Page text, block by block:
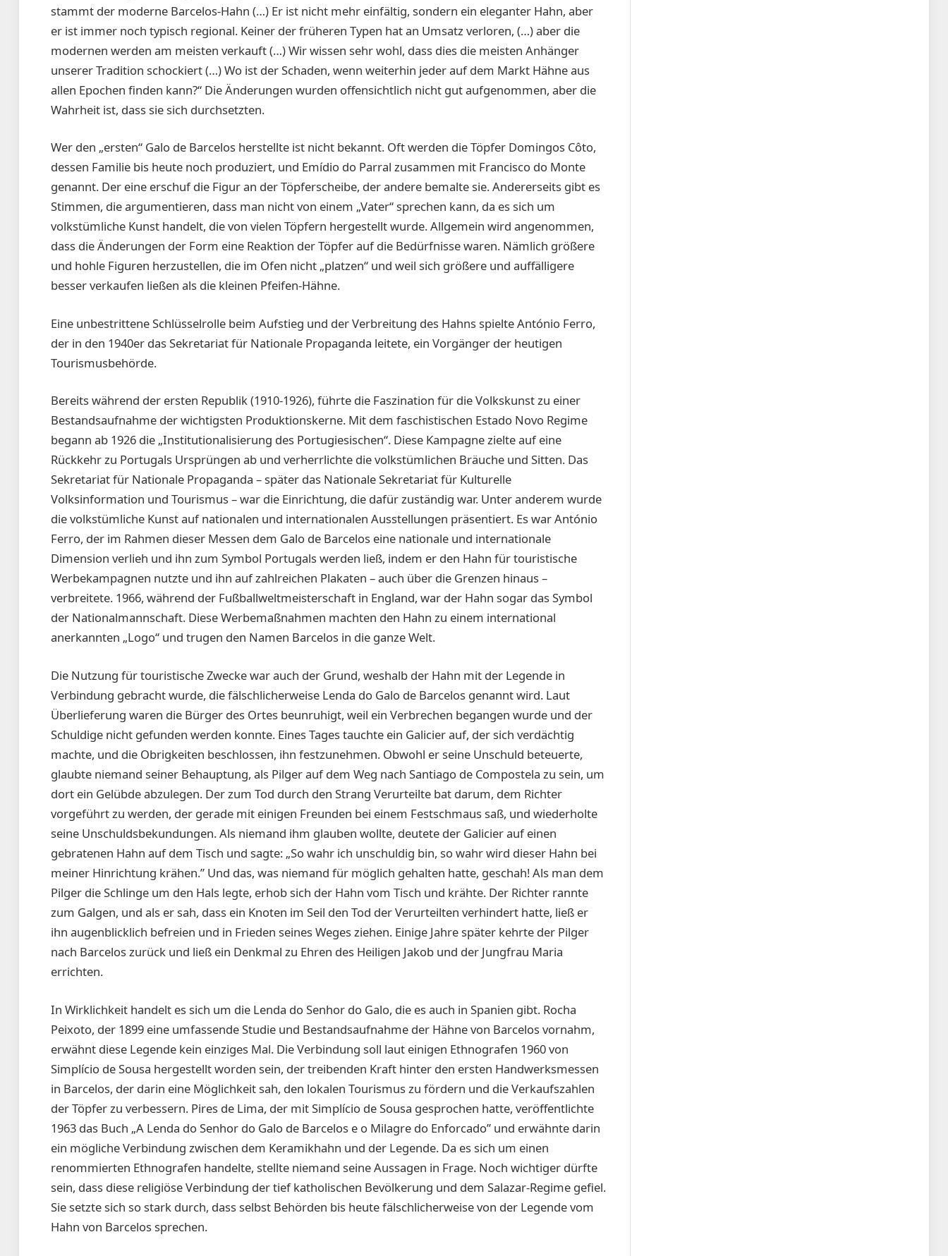
stammt der moderne Barcelos-Hahn (…) Er ist nicht mehr einfältig, sondern ein eleganter Hahn, aber
er ist immer noch typisch regional. Keiner der früheren Typen hat an Umsatz verloren, (…) aber die
modernen werden am meisten verkauft (…) Wir wissen sehr wohl, dass dies die meisten Anhänger
unserer Tradi­tion ­schockiert (…) Wo ist der Schaden, wenn weiterhin jeder auf dem Markt Hähne aus
allen Epochen finden kann?“ Die Änderungen wurden offensichtlich nicht gut aufgenommen, aber die
Wahrheit ist, dass sie sich durchsetzten.
Wer den „ersten“ Galo de Barcelos herstellte ist nicht bekannt. Oft werden die Töpfer Domingos Côto,
dessen Familie bis heute noch produziert, und Emídio do Parral zusammen mit Francisco do ­Monte
genannt. Der eine erschuf die Figur an der Töpferscheibe, der andere bemalte sie. Andererseits gibt es
Stimmen, die argumentieren, dass man nicht von einem „Vater“ sprechen kann, da es sich um
volkstüm­liche Kunst handelt, die von vielen Töpfern hergestellt wurde. Allgemein wird angenommen,
dass die Änderungen der Form eine Reaktion der Töpfer auf die Bedürfnisse waren. Nämlich größere
und hohle Figuren herzustellen, die im Ofen nicht „platzen“ und weil sich größere und auffälligere
besser verkaufen ließen als die kleinen Pfeifen-Hähne.
Eine unbestrittene Schlüsselrolle beim Aufstieg und der Verbreitung des Hahns spielte António Ferro,
der in den 1940er das Sekretariat für Nationale Propaganda leitete, ein Vorgänger der heutigen
Tourismusbehörde.
Bereits während der ersten Republik (1910-1926), führte die Faszination für die Volkskunst zu einer
Bestandsaufnahme der wichtigsten Produktionskerne. Mit dem faschistischen Estado Novo Regime
begann ab 1926 die „Institutionalisierung des Portugiesischen“. Diese Kampagne zielte auf eine
Rückkehr zu Portugals Ursprüngen ab und verherrlichte die volkstümlichen Bräuche und Sitten. Das
Sekretariat für Nationale Propaganda – später das Nationale Sekretariat für Kulturelle
Volksinformation und Tourismus – war die Einrichtung, die dafür zuständig war. Unter anderem wurde
die volkstümliche Kunst auf nationalen und internationalen Ausstellungen präsentiert. Es war António
Ferro, der im Rahmen dieser Messen dem Galo de Barcelos eine nationale und internationale
Dimension verlieh und ihn zum Symbol Portugals werden ließ, indem er den Hahn für touristische
Werbekampagnen nutzte und ihn auf zahlreichen Plakaten – auch über die Grenzen hinaus –
verbreitete. 1966, während der Fußballweltmeisterschaft in England, war der Hahn sogar das Symbol
der Nationalmannschaft. Diese Werbemaßnahmen machten den Hahn zu einem international
anerkannten „Logo“ und trugen den Namen Barcelos in die ganze Welt.
Die Nutzung für touristische Zwecke war auch der Grund, weshalb der Hahn mit der Legende in
Verbindung gebracht wurde, die fälschlicherweise Lenda do Galo de Barcelos genannt wird. Laut
Überlieferung waren die Bürger des Ortes beunruhigt, weil ein Verbrechen begangen wurde und der
Schuldige nicht gefunden werden konnte. Eines Tages tauchte ein Galicier auf, der sich verdächtig
machte, und die Obrigkeiten beschlossen, ihn festzunehmen. Obwohl er seine Unschuld beteuerte,
glaubte niemand seiner Behauptung, als Pilger auf dem Weg nach Santiago de Compostela zu sein, um
dort ein Gelübde abzulegen. Der zum Tod durch den Strang Verurteilte bat darum, dem Richter
vorgeführt zu werden, der gerade mit einigen Freunden bei einem Festschmaus saß, und wiederholte
seine Unschuldsbekundungen. Als niemand ihm glauben wollte, deutete der Galicier auf einen
gebratenen Hahn auf dem Tisch und sagte: „So wahr ich unschuldig bin, so wahr wird dieser Hahn bei
meiner Hinrichtung krähen.” Und das, was niemand für möglich gehalten hatte, geschah! Als man dem
Pilger die Schlinge um den Hals legte, erhob sich der Hahn vom Tisch und krähte. Der Richter rannte
zum Galgen, und als er sah, dass ein Knoten im Seil den Tod der Verurteilten verhindert hatte, ließ er
ihn augenblicklich befreien und in Frieden seines Weges ziehen. Einige Jahre später kehrte der Pilger
nach Barcelos zurück und ließ ein Denkmal zu Ehren des Heiligen Jakob und der Jungfrau Maria
errichten.
In Wirklichkeit handelt es sich um die Lenda do Senhor do Galo, die es auch in Spanien gibt. Rocha
Peixoto, der 1899 eine umfassende Studie und Bestandsaufnahme der Hähne von Barcelos vornahm,
erwähnt diese Legende kein einziges Mal. Die Verbindung soll laut einigen Ethnografen 1960 von
Simplício de Sousa hergestellt worden sein, der treibenden Kraft hinter den ersten Handwerksmessen
in Barcelos, der darin eine Möglichkeit sah, den lokalen Tourismus zu fördern und die Verkaufszahlen
der Töpfer zu verbessern. Pires de Lima, der mit Simplício de Sousa gesprochen hatte, veröffentlichte
1963 das Buch „A Lenda do Senhor do Galo de Barcelos e o Milagre do Enforcado” und erwähnte darin
ein mögliche Verbindung zwischen dem Keramikhahn und der Legende. Da es sich um einen
renommierten Ethnografen handelte, stellte niemand seine Aussagen in Frage. Noch wichtiger dürfte
sein, dass diese religiöse Verbindung der tief katholischen Bevölkerung und dem Salazar-­Regime gefiel.
Sie setzte sich so stark durch, dass selbst Behörden bis heute fälschlicherweise von der Legende vom
Hahn von Barcelos sprechen.